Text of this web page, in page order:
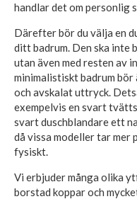
handlar det om personlig
Därefter bör du välja en
ditt badrum. Den ska inte
utan även med resten av
minimalistiskt badrum
och avskalat uttryck.
exempelvis en svart
svart duschblandare ett
då vissa modeller tar mer
fysiskt.
Vi erbjuder många olika
borstad koppar och